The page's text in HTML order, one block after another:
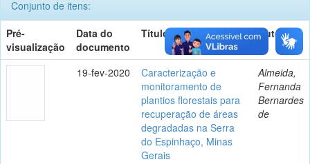
Conjunto de itens:
Pré-
visualização
Data do
documento
Título Autor(es)
19-fev-2020
Caracterização e
monitoramento de
plantios florestais para
recuperação de áreas
degradadas na Serra
do Espinhaço, Minas
Gerais
Almeida,
Fernanda
Bernardes
de